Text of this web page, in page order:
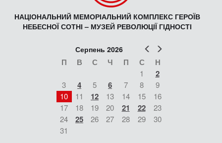
НАЦІОНАЛЬНИЙ МЕМОРІАЛЬНИЙ КОМПЛЕКС ГЕРОЇВ
НЕБЕСНОЇ СОТНІ – МУЗЕЙ РЕВОЛЮЦІЇ ГІДНОСТІ
Попер
Серпень 2026
П В С Ч П С Н
1 2
3 4 5 6 7 8
9
10
11 12 13 14 15
16
17
18 19 20 21 22
23
24
25 26 27 28 29
30
31